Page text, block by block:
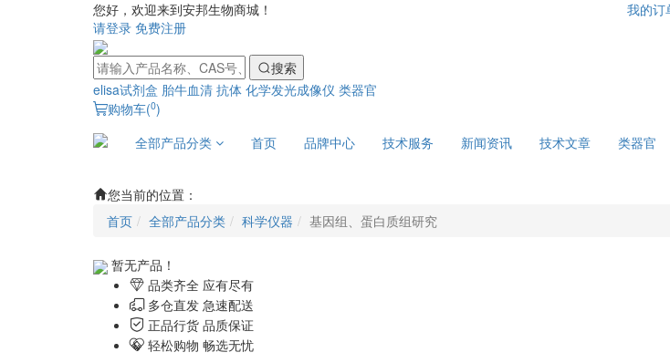
您好，欢迎来到安邦生物商城！
请登录 免费注册
我的订
搜索
elisa试剂盒 胎牛血清 抗体 化学发光成像仪 类器官
购物车(0)
全部产品分类
首页 品牌中心 技术服务 新闻资讯 技术文章 类器官
您当前的位置：
首页
全部产品分类 科学仪器 基因组、蛋白质组研究
暂无产品！
品类齐全 应有尽有
多仓直发 急速配送
正品行货 品质保证
轻松购物 畅选无忧